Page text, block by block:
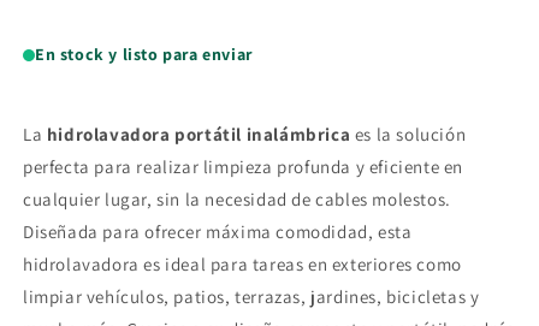
En stock y listo para enviar
La hidrolavadora portátil inalámbrica es la solución
perfecta para realizar limpieza profunda y eficiente en
cualquier lugar, sin la necesidad de cables molestos.
Diseñada para ofrecer máxima comodidad, esta
hidrolavadora es ideal para tareas en exteriores como
limpiar vehículos, patios, terrazas, jardines, bicicletas y